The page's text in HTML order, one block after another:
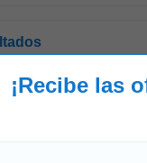
y posgrado
¡Recibe las